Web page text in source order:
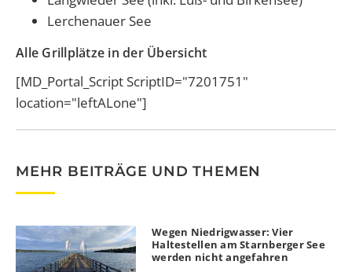
Lerchenauer See
Alle Grillplätze in der Übersicht
[MD_Portal_Script ScriptID="7201751"
location="leftALone"]
MEHR BEITRÄGE UND THEMEN
Wegen Niedrigwasser: Vier
Haltestellen am Starnberger See
werden nicht angefahren